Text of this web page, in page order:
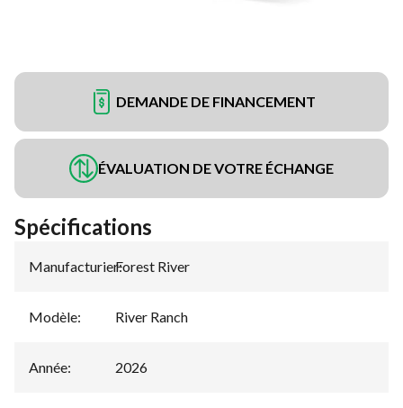
DEMANDE DE FINANCEMENT
ÉVALUATION DE VOTRE ÉCHANGE
Spécifications
Manufacturier:
Forest River
Modèle: River Ranch
Année: 2026